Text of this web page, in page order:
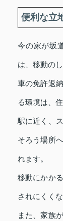
便利な立
今の家が坂
は、移動の
車の免許返
る環境は、
駅に近く、
そろう場所
れます。
移動にかか
されにくく
また、家族